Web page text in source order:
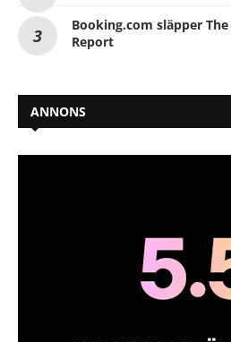
Booking.com släpper
Report
ANNONS